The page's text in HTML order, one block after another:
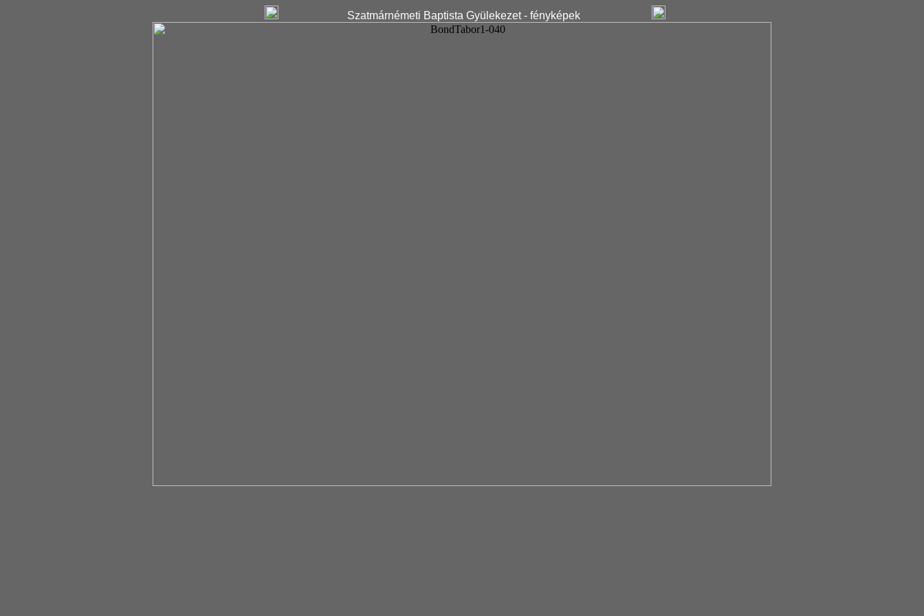
Szatmárnémeti Baptista Gyülekezet - fényképek